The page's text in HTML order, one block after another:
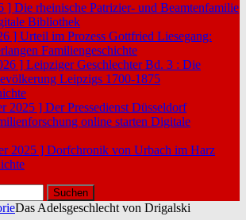
] Die rheinische Patrizier- und Beamtenfamilie
Bibliothek
] Urteil im Prozess Gottfried Liesegang:
Familiengeschichte
] Leipziger Geschlechter Bd. 3 : Die
Leipzigs 1700-1875
2025 ] Der Pressedienst Düsseldorf
online starten Digitale
2025 ] Dorfchronik von Urbach im Harz
Das Adelsgeschlecht von Drigalski